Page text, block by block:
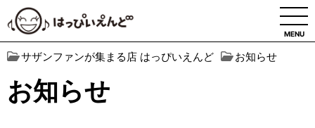
MENU
サザンファンが集まる店 はっぴいえんど お知らせ
お知らせ